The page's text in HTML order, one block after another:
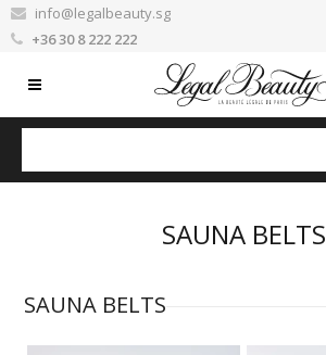
info@legalbeauty.sg
+36 30 8 222 222
SAUNA BELTS
SAUNA BELTS